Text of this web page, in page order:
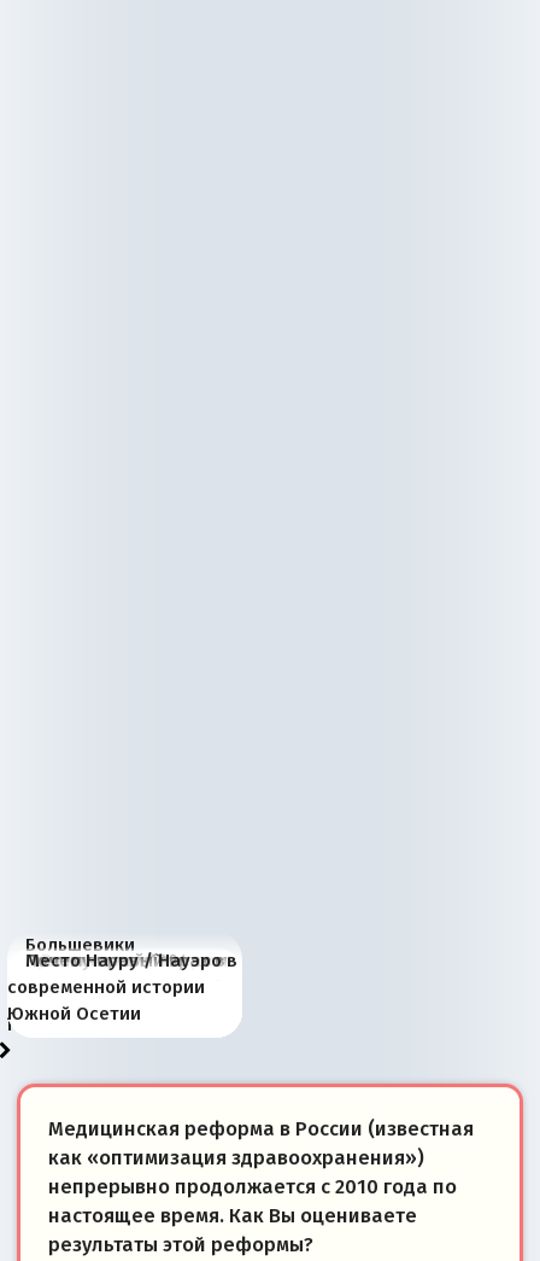
Большевики
отличаются от «Яблока»
тем, что они -
победители
Киевская марионетка
Запада рассказала о
«переобувании» хозяев
В России назрели
перемены: 15 шагов к
суверенной экономике
Миграционный пожар
Европы
Россия начинает
сбрасывать балласт
Анкориджа
Россия зимой 1904
года: первые уступки во
внутренней политике
Русская нация вчера и
сегодня
Почему правый крах в
Варшаве не поможет её
отношениям с Россией?
Место Науру / Науэро в
современной истории
Южной Осетии
Медицинская реформа в России (известная
как «оптимизация здравоохранения»)
непрерывно продолжается с 2010 года по
настоящее время. Как Вы оцениваете
результаты этой реформы?